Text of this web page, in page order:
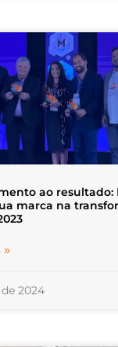
ao resultado:
marca na
»
2024